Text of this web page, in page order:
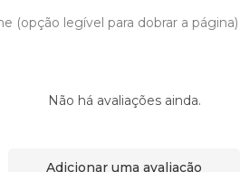
(opção legível para dobrar a página)
Não há avaliações ainda.
Adicionar uma avaliação